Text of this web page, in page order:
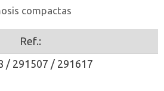
compactas
Ref.:
/ 291507 / 291617